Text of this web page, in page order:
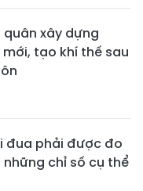
quân xây dựng
tạo khí thế sau
đua phải được đo
chỉ số cụ thể